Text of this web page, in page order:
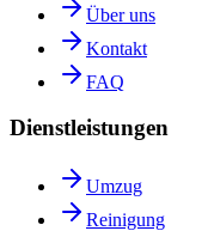
Über uns
Kontakt
FAQ
Dienstleistungen
Umzug
Reinigung